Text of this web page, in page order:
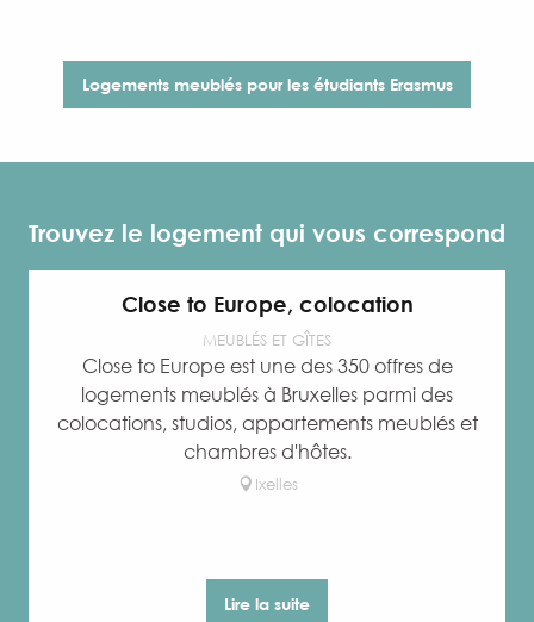
Logements meublés pour les étudiants Erasmus​
Trouvez le logement qui vous correspond
Close to Europe, colocation
MEUBLÉS ET GÎTES
Close to Europe est une des 350 offres de
logements meublés à Bruxelles parmi des
colocations, studios, appartements meublés et
chambres d'hôtes.
Ixelles
Lire la suite